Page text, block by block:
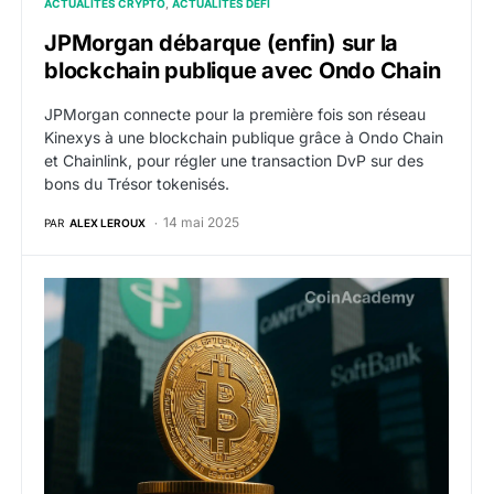
ACTUALITÉS CRYPTO ACTUALITÉS DEFI
JPMorgan débarque (enfin) sur la
blockchain publique avec Ondo Chain
JPMorgan connecte pour la première fois son réseau
Kinexys à une blockchain publique grâce à Ondo Chain
et Chainlink, pour régler une transaction DvP sur des
bons du Trésor tokenisés.
PAR ALEX LEROUX 14 mai 2025
BTC : Tether accumule 458 millions de dollars en